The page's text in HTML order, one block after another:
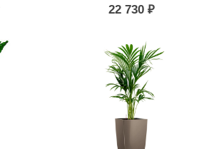
22 730 ₽